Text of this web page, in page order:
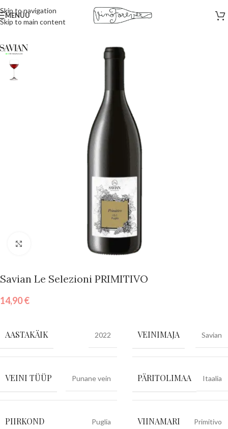
Skip to navigation
Skip to main content
MENÜÜ
Esileht /Punased veinid
Vajuta suurendamiseks
Savian Le Selezioni PRIMITIVO
14,90€
AASTAKÄIK 2022 VEINIMAJA Savian
VEINI TÜÜP Punane vein PÄRITOLIMAA Itaalia
PIIRKOND Puglia VIINAMARI Primitivo